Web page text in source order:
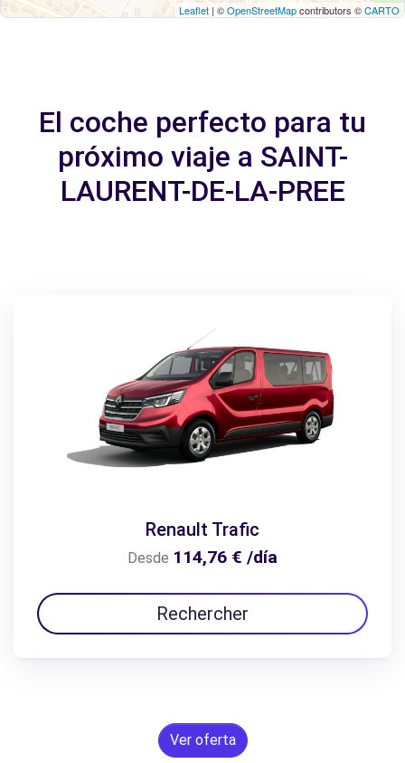
Leaflet | ©OpenStreetMapcontributors ©CARTO
El coche perfecto para tu
próximo viaje a SAINT-
LAURENT-DE-LA-PREE
Renault Trafic
Desde 114,76 € /día
Rechercher
Ver oferta